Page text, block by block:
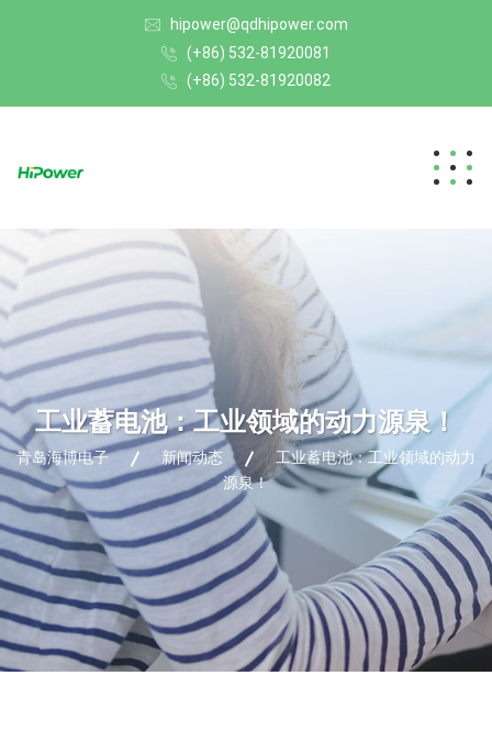
hipower@qdhipower.com
(+86) 532-81920081
(+86) 532-81920082
工业蓄电池：工业领域的动力源泉！
青岛海博电子 新闻动态
工业蓄电池：工业领域的动力
源泉！